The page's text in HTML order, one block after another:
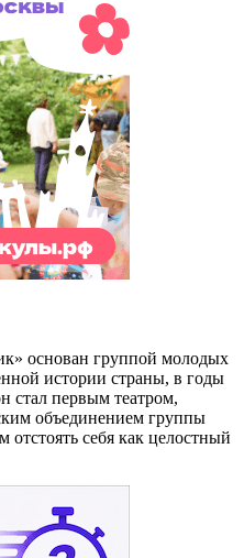
основан группой молодых
истории страны, в годы
стал первым театром,
объединением группы
себя как целостный